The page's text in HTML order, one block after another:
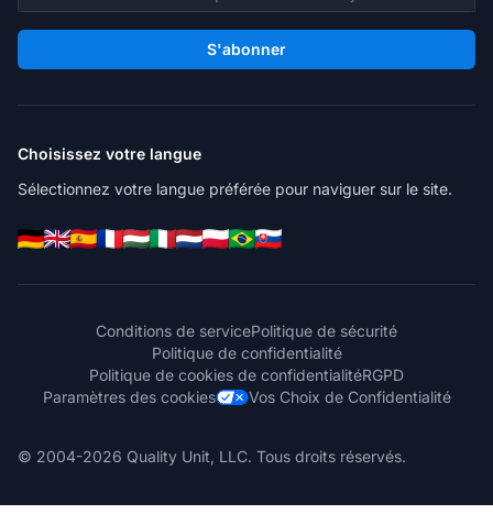
S'abonner
Choisissez votre langue
Sélectionnez votre langue préférée pour naviguer sur le site.
Conditions de servicePolitique de sécurité
Politique de confidentialité
Politique de cookies de confidentialitéRGPD
Paramètres des cookies
Vos Choix de Confidentialité
© 2004-2026 Quality Unit, LLC. Tous droits réservés.